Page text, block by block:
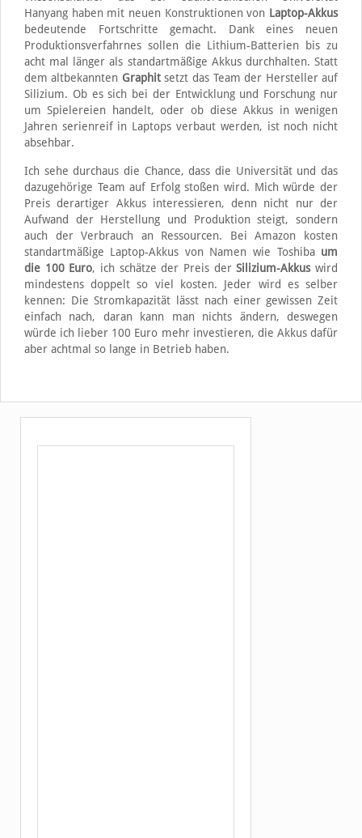
Hanyang haben mit neuen Konstruktionen von Laptop-Akkus
bedeutende Fortschritte gemacht. Dank eines neuen
Produktionsverfahrnes sollen die Lithium-Batterien bis zu
acht mal länger als standartmäßige Akkus durchhalten. Statt
dem altbekannten Graphitsetzt das Team der Hersteller auf
Silizium. Ob es sich bei der Entwicklung und Forschung nur
um Spielereien handelt, oder ob diese Akkus in wenigen
Jahren serienreif in Laptops verbaut werden, ist noch nicht
absehbar.
Ich sehe durchaus die Chance, dass die Universität und das
dazugehörige Team auf Erfolg stoßen wird. Mich würde der
Preis derartiger Akkus interessieren, denn nicht nur der
Aufwand der Herstellung und Produktion steigt, sondern
auch der Verbrauch an Ressourcen. Bei Amazon kosten
standartmäßige Laptop-Akkus von Namen wie Toshiba um
die 100 Euro, ich schätze der Preis derSilizium-Akkuswird
mindestens doppelt so viel kosten. Jeder wird es selber
kennen: Die Stromkapazität lässt nach einer gewissen Zeit
einfach nach, daran kann man nichts ändern, deswegen
würde ich lieber 100 Euro mehr investieren, die Akkus dafür
aber achtmal so lange in Betrieb haben.